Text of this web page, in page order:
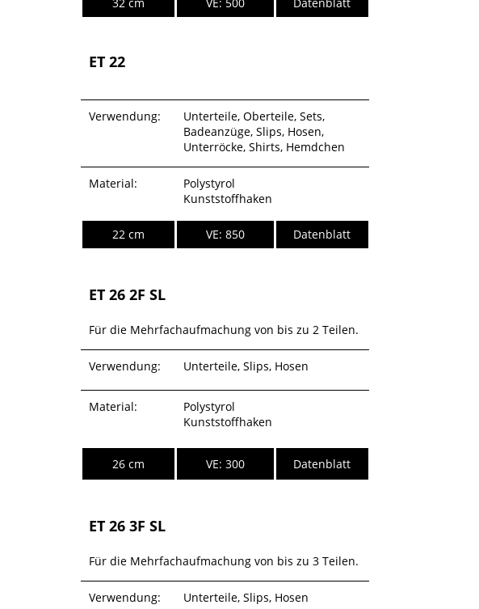
ET 22
Verwendung:
Unterteile, Oberteile, Sets,
Badeanzüge, Slips, Hosen,
Unterröcke, Shirts, Hemdchen
Material:
Polystyrol
Kunststoffhaken
22 cm VE: 850 Datenblatt
ET 26 2F SL
Für die Mehrfachaufmachung von bis zu 2 Teilen.
Verwendung: Unterteile, Slips, Hosen
Material:
Polystyrol
Kunststoffhaken
26 cm VE: 300 Datenblatt
ET 26 3F SL
Für die Mehrfachaufmachung von bis zu 3 Teilen.
Verwendung: Unterteile, Slips, Hosen